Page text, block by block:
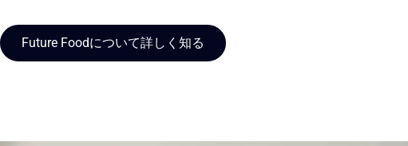
Future Foodについて詳しく知る